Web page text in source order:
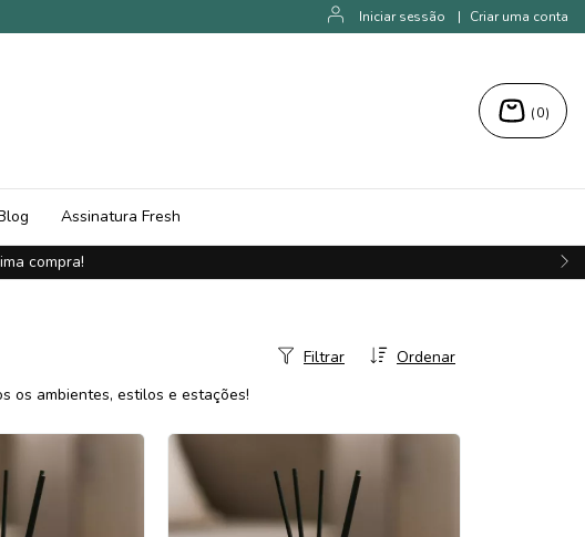
Iniciar sessão | Criar uma conta
compra!
(0)
Assinatura Fresh
Ordenar
Filtrar
os ambientes, estilos e estações!